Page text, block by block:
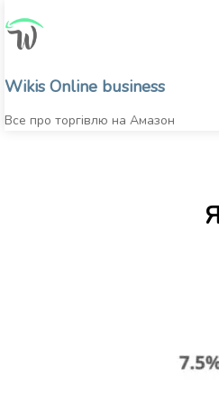
Skip
to
Wikis Online business
Все про торгівлю на Амазон